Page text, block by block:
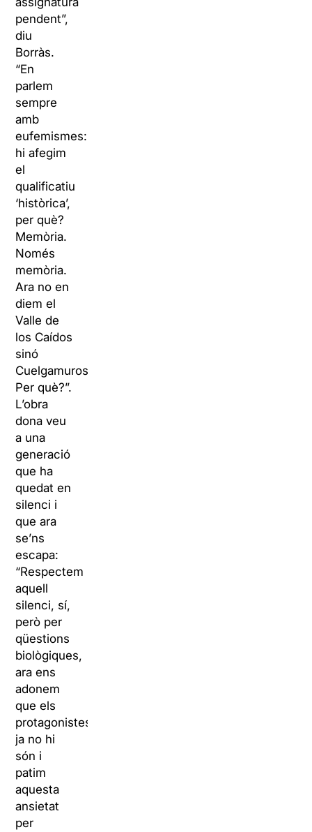
pendent”,
diu
Borràs.
“En
parlem
sempre
amb
eufemismes:
hi afegim
el
qualificatiu
‘històrica’,
per què?
Memòria.
Només
memòria.
Ara no en
diem el
Valle de
los Caídos
sinó
Cuelgamuros.
Per què?”.
L’obra
dona veu
a una
generació
que ha
quedat en
silenci i
que ara
se’ns
escapa:
“Respectem
aquell
silenci, sí,
però per
qüestions
biològiques,
ara ens
adonem
que els
protagonistes
ja no hi
són i
patim
aquesta
ansietat
per